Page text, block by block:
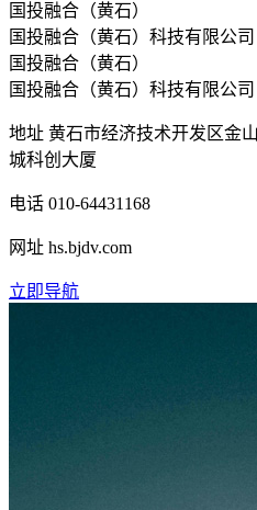
国投融合（黄石）
国投融合（黄石）科技有限公司
国投融合（黄石）
国投融合（黄石）科技有限公司
地址 黄石市经济技术开发区金
城科创大厦
电话 010-64431168
网址 hs.bjdv.com
立即导航